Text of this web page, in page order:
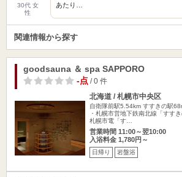
30代 女
性
あたり…
関連情報から探す
goodsauna ＆ spa SAPPORO
-点/ 0 件
北海道 / 札幌市中央区
自衛隊前駅5.54km すすきの駅
・札幌市営地下鉄南北線「すす
札幌市電「す…
営業時間 11:00～翌10:00
入浴料金 1,780円～
日帰り 岩盤浴